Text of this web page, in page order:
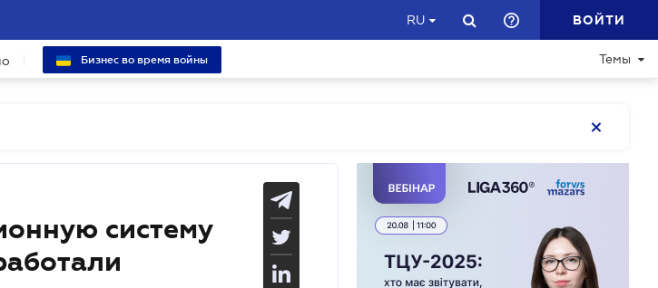
RU ВОЙТИ
Бизнес во время войны Темы
систему